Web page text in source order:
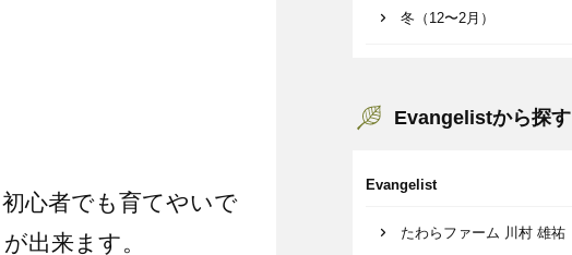
心者でも育てやいで
出来ます。
冬（12〜2月）
Evangelistから探す
Evangelist
たわらファーム 川村 雄祐